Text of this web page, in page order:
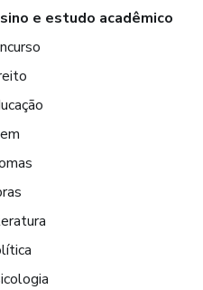
e estudo acadêmico